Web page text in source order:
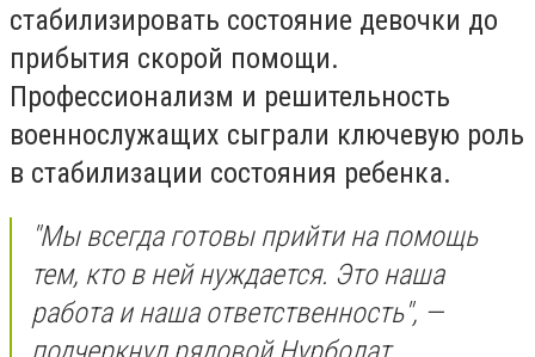
стабилизировать состояние девочки до
прибытия скорой помощи.
Профессионализм и решительность
военнослужащих сыграли ключевую роль
в стабилизации состояния ребенка.
"Мы всегда готовы прийти на помощь
тем, кто в ней нуждается. Это наша
работа и наша ответственность", —